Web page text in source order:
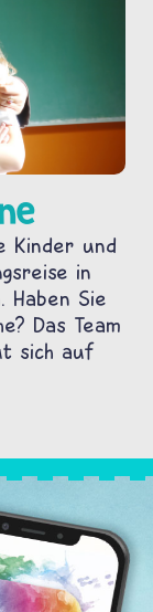
Kinder und
in
Haben Sie
Das Team
sich auf